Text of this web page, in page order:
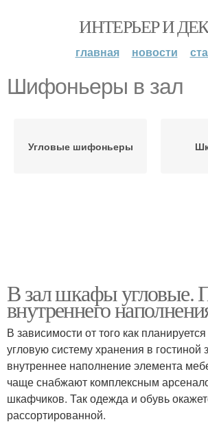
ИНТЕРЬЕР И
главная новости
Шифоньеры в зал
Угловые шифоньеры
В зал шкафы угловые.
внутреннего
В зависимости от того как
угловую систему хранения в гостиной
внутреннее наполнение элемента
чаще снабжают комплексным
шкафчиков. Так одежда и обувь
рассортированной.